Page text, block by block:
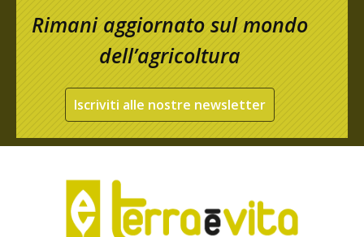
Rimani aggiornato sul mondo
dell’agricoltura
Iscriviti alle nostre newsletter